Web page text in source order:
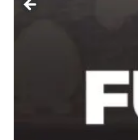
Included for free:
Etiam est nibh,
Praesent euismod ac
Ut mollis